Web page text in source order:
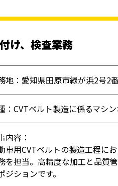
け、検査業務
地：愛知県田原市緑が浜2号2
：CVTベルト製造に係るマシ
内容：
車用CVTベルトの製造工程に
を担当。高精度な加工と品質
ジションです。